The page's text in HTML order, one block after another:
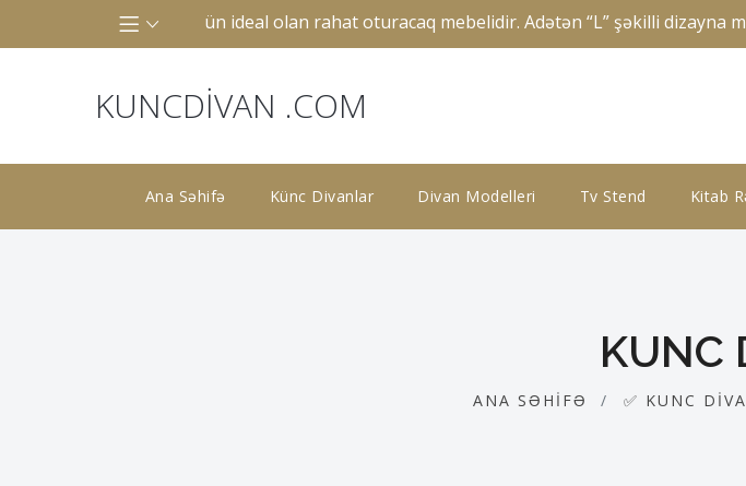
ya böyük otaqlar üçün ideal olan rahat oturacaq mebelidir. Adətən “L” şəkilli dizayna
KUNCDIVAN .COM
Ana Səhifə Künc Divanlar Divan Modelleri Tv Stend Kitab
KUNC
ANA SƏHIFƏ ✅ KUNC